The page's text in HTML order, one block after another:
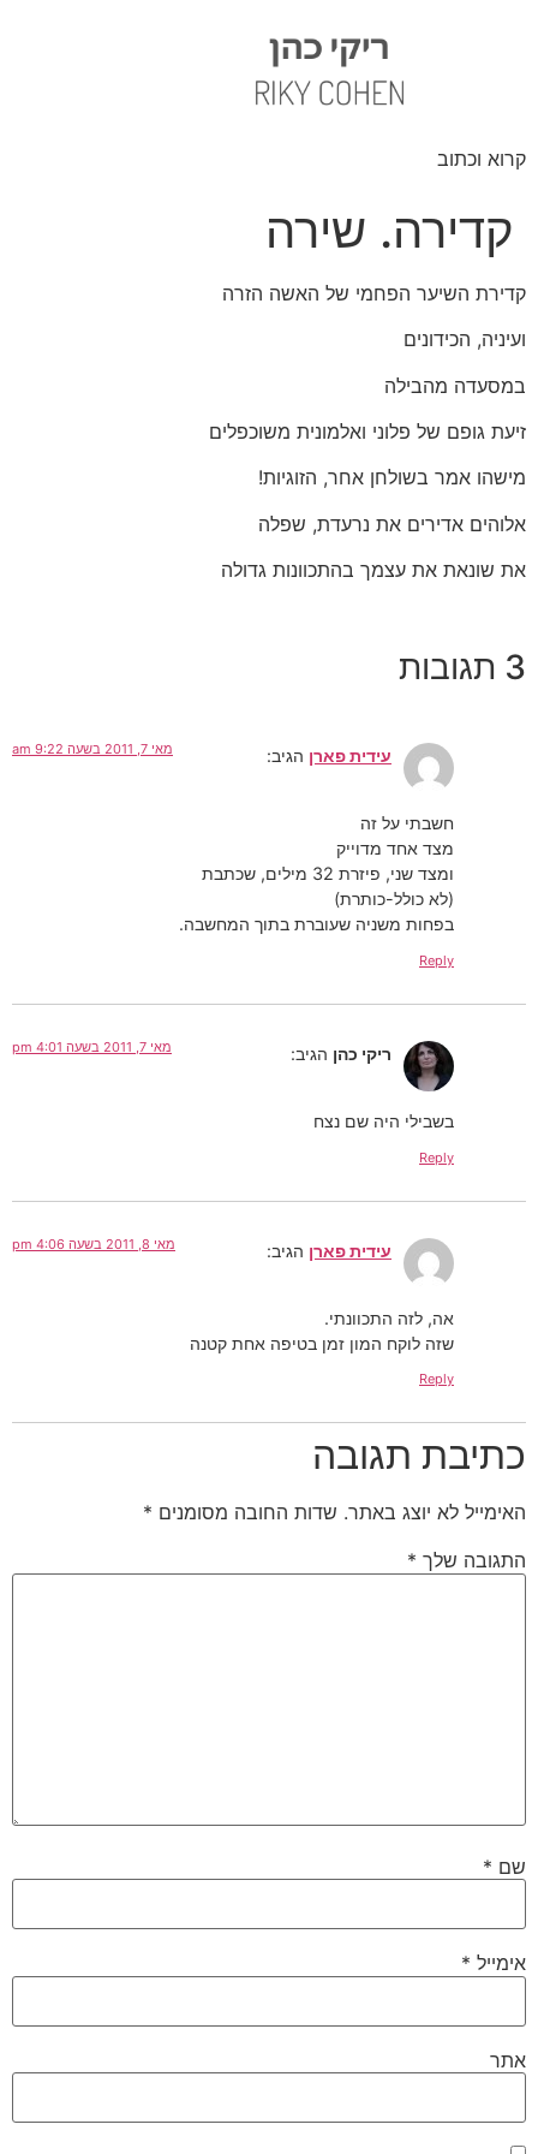
קרוא וכתוב
קדירה. שירה
קדירת השיער הפחמי של האשה הזרה
ועיניה, הכידונים
במסעדה מהבילה
זיעת גופם של פלוני ואלמונית משוכפלים
מישהו אמר בשולחן אחר, הזוגיות!
אלוהים אדירים את נרעדת, שפלה
את שונאת את עצמך בהתכוונות גדולה
3 תגובות
עידית פארן הגיב: מאי 7, 2011 בשעה 9:22 am
חשבתי על זה
מצד אחד מדוייק
ומצד שני, פיזרת 32 מילים, שכתבת
(לא כולל-כותרת)
בפחות משניה שעוברת בתוך המחשבה.
Reply
ריקי כהן הגיב: מאי 7, 2011 בשעה 4:01 pm
בשבילי היה שם נצח
Reply
עידית פארן הגיב: מאי 8, 2011 בשעה 4:06 pm
אה, לזה התכוונתי.
שזה לוקח המון זמן בטיפה אחת קטנה
Reply
כתיבת תגובה
האימייל לא יוצג באתר. שדות החובה מסומנים *
התגובה שלך *
שם *
אימייל *
אתר